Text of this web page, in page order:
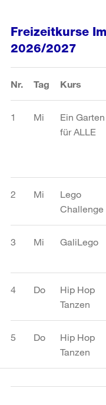
Freizeitkurse
2026/2027
Nr. Tag Kurs
1 Mi
Ein Garten
für ALLE
2 Mi
Lego
Challenge
3 Mi GaliLego
4 Do
Hip Hop
Tanzen
5 Do
Hip Hop
Tanzen